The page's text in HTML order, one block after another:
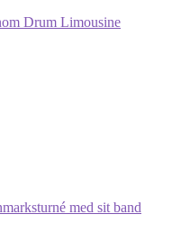
med sit band